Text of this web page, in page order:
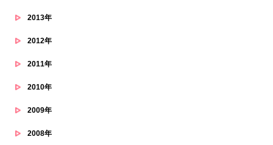
2013年
2012年
2011年
2010年
2009年
2008年